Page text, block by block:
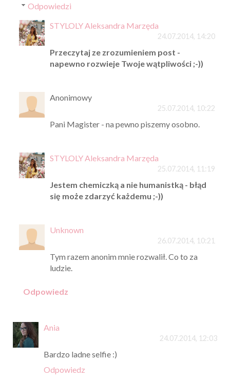
Odpowiedzi
STYLOLY Aleksandra Marzęda
24.07.2014, 14:20
Przeczytaj ze zrozumieniem post -
napewno rozwieje Twoje wątpliwości ;-))
Anonimowy
25.07.2014, 10:22
Pani Magister - na pewno piszemy osobno.
STYLOLY Aleksandra Marzęda
25.07.2014, 11:19
Jestem chemiczką a nie humanistką - błąd
się może zdarzyć każdemu ;-))
Unknown
26.07.2014, 10:21
Tym razem anonim mnie rozwalił. Co to za
ludzie.
Odpowiedz
Ania
24.07.2014, 12:03
Bardzo ladne selfie :)
Odpowiedz